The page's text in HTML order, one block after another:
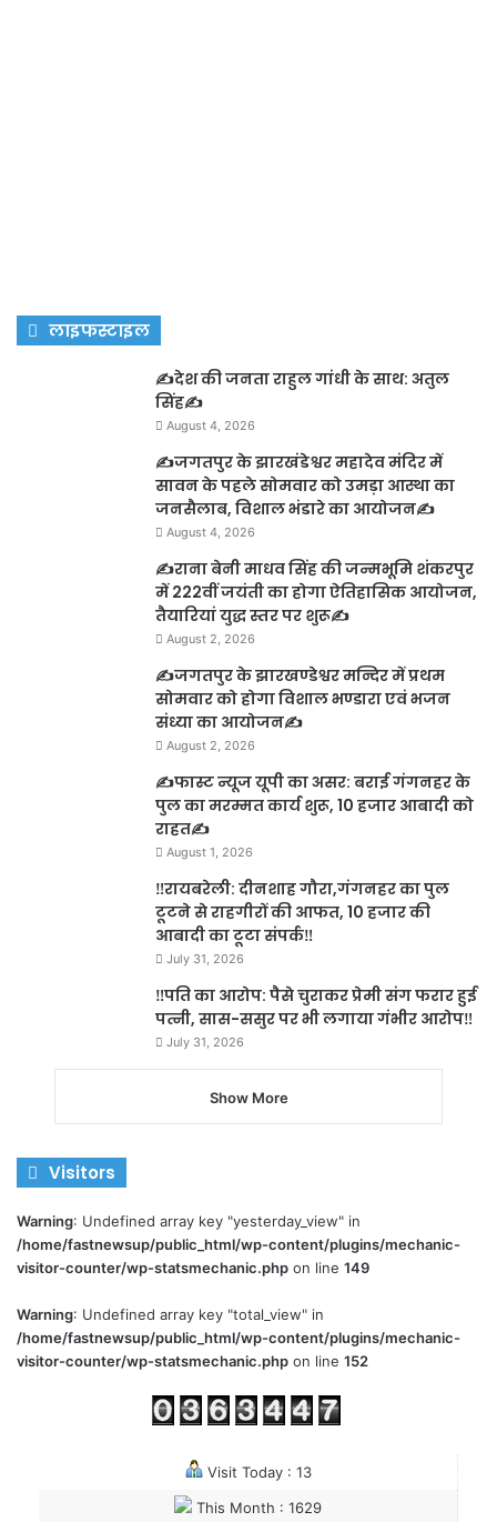
लाइफस्टाइल
✍️देश की जनता राहुल गांधी के साथ: अतुल
सिंह✍️
August 4, 2026
✍️जगतपुर के झारखंडेश्वर महादेव मंदिर में
सावन के पहले सोमवार को उमड़ा आस्था का
जनसैलाब, विशाल भंडारे का आयोजन✍️
August 4, 2026
✍️राना बेनी माधव सिंह की जन्मभूमि शंकरपुर
में 222वीं जयंती का होगा ऐतिहासिक आयोजन,
तैयारियां युद्ध स्तर पर शुरू✍️
August 2, 2026
✍️जगतपुर के झारखण्डेश्वर मन्दिर में प्रथम
सोमवार को होगा विशाल भण्डारा एवं भजन
संध्या का आयोजन✍️
August 2, 2026
✍️फास्ट न्यूज यूपी का असर: बराई गंगनहर के
पुल का मरम्मत कार्य शुरू, 10 हजार आबादी को
राहत✍️
August 1, 2026
‼️रायबरेली: दीनशाह गौरा,गंगनहर का पुल
टूटने से राहगीरों की आफत, 10 हजार की
आबादी का टूटा संपर्क‼️
July 31, 2026
‼️पति का आरोप: पैसे चुराकर प्रेमी संग फरार हुई
पत्नी, सास-ससुर पर भी लगाया गंभीर आरोप‼️
July 31, 2026
Show More
Visitors
Warning: Undefined array key "yesterday_view" in
/home/fastnewsup/public_html/wp-content/plugins/mechanic-
visitor-counter/wp-statsmechanic.php on line 149
Warning: Undefined array key "total_view" in
/home/fastnewsup/public_html/wp-content/plugins/mechanic-
visitor-counter/wp-statsmechanic.php on line 152
Visit Today : 13
This Month : 1629